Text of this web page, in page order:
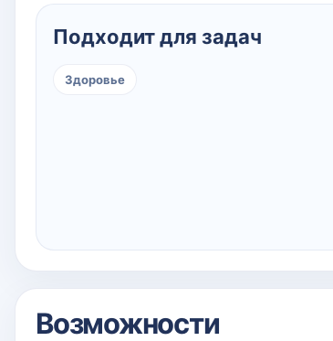
Подходит для задач
Здоровье
Возможности